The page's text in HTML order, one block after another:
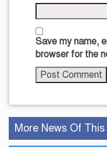
Save my name,
browser for the
More News Of